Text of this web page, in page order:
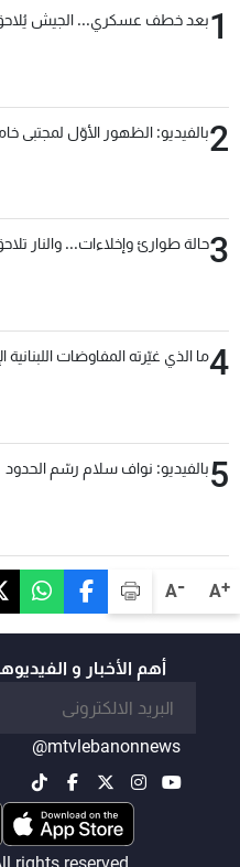
A+
A-
1بعد خطف عسكري... الجيش
2بالفيديو: الظهور الأوّل لمجتبى
3حالة طوارئ وإخلاءات... والنار
4ما الذي غيّرته المفاوضات اللبنانية
5بالفيديو: نواف سلام رسّم الحدود
أهم الأخبار و
@mtvlebanonnews
rights reserved.